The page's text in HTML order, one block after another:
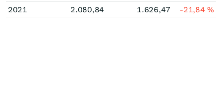
2021
2.080,84 1.626,47 -21,84%